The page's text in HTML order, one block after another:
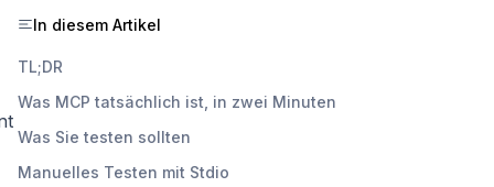
In diesem Artikel
TL;DR
Was MCP tatsächlich ist, in zwei Minuten
Was Sie testen sollten
Manuelles Testen mit Stdio